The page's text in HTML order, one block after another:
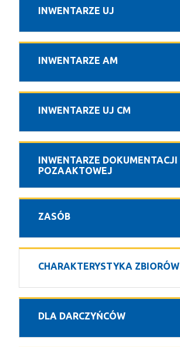
INWENTARZE UJ
INWENTARZE AM
INWENTARZE UJ CM
INWENTARZE DOKUMENTACJI
POZAAKTOWEJ
ZASÓB
CHARAKTERYSTYKA ZBIORÓW
DLA DARCZYŃCÓW